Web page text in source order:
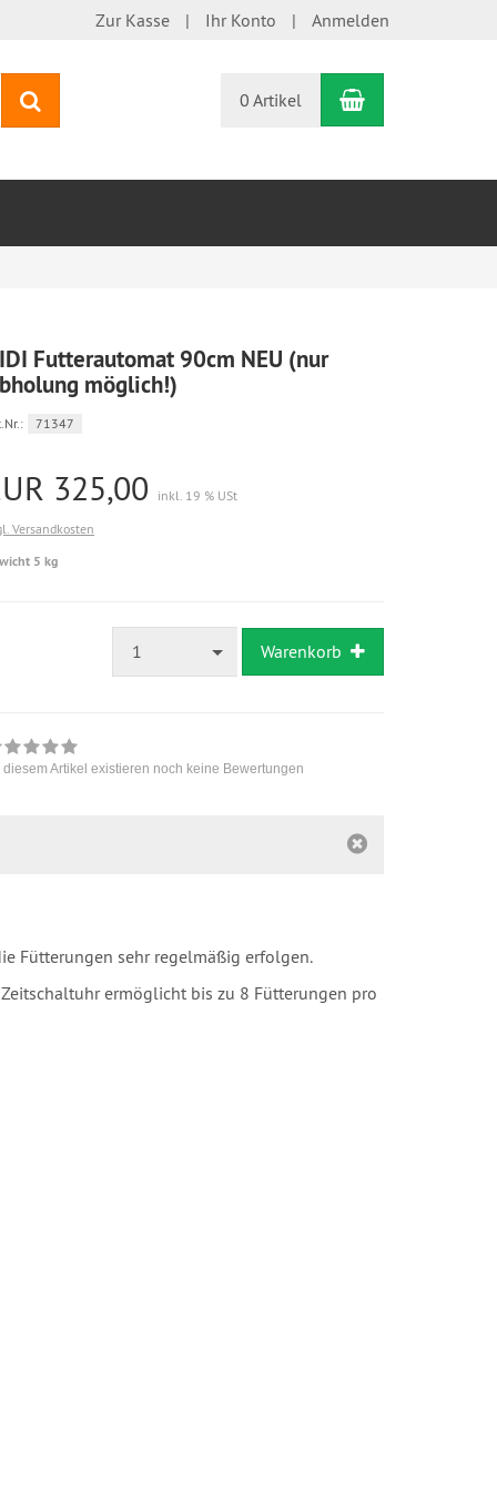
Zur Kasse Ihr Konto Anmelden
0 Artikel Warenkorb
Futterautomat 90cm NEU (nur
möglich!)
71347
325,00
inkl. 19 % USt
Versandkosten
5 kg
1 Warenkorb
diesem Artikel existieren noch keine Bewertungen
Fütterungen sehr regelmäßig erfolgen.
ermöglicht bis zu 8 Fütterungen pro